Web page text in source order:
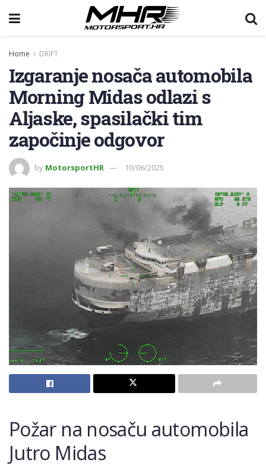
Home DRIFT
Izgaranje nosača automobila
Morning Midas odlazi s
Aljaske, spasilački tim
započinje odgovor
by MotorsportHR 10/06/2025
Požar na nosaču automobila
Jutro Midas